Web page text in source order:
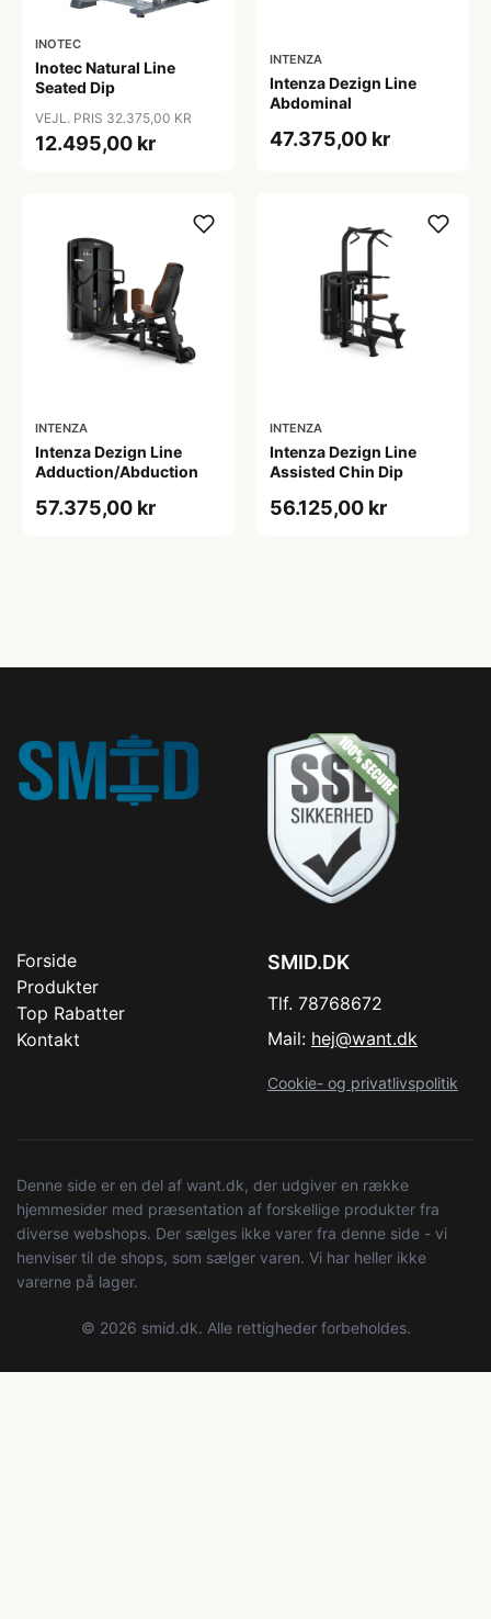
INOTEC
Inotec Natural Line
Seated Dip
VEJL. PRIS 32.375,00 KR
12.495,00 kr
INTENZA
Intenza Dezign Line
Abdominal
47.375,00 kr
INTENZA
Intenza Dezign Line
Adduction/Abduction
57.375,00 kr
INTENZA
Intenza Dezign Line
Assisted Chin Dip
56.125,00 kr
Forside
Produkter
Top Rabatter
Kontakt
SMID.DK
Tlf. 78768672
Mail: hej@want.dk
Cookie- og privatlivspolitik
Denne side er en del af want.dk, der udgiver en række
hjemmesider med præsentation af forskellige produkter fra
diverse webshops. Der sælges ikke varer fra denne side - vi
henviser til de shops, som sælger varen. Vi har heller ikke
varerne på lager.
© 2026 smid.dk. Alle rettigheder forbeholdes.